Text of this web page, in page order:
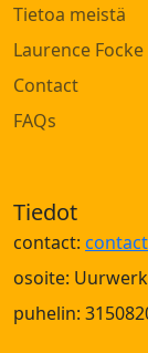
Tietoa meistä
Laurence Focke
Contact
FAQs
Tiedot
contact:
osoite:
puhelin: